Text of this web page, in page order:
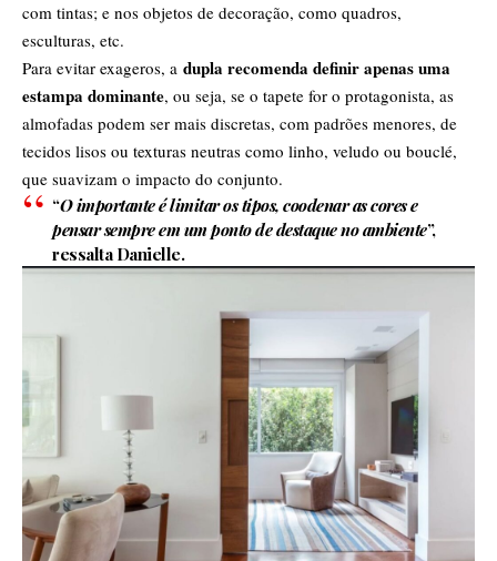
com tintas; e nos objetos de decoração, como quadros,
esculturas, etc.
Para evitar exageros, a dupla recomenda definir apenas uma
estampa dominante, ou seja, se o tapete for o protagonista, as
almofadas podem ser mais discretas, com padrões menores, de
tecidos lisos ou texturas neutras como linho, veludo ou bouclé,
que suavizam o impacto do conjunto.
“O importante é limitar os tipos, coodenar as cores e
pensar sempre em um ponto de destaque no ambiente”,
ressalta Danielle.